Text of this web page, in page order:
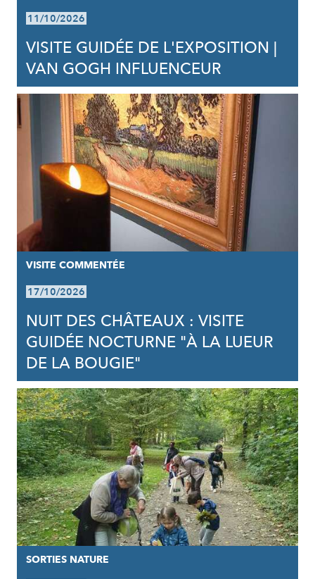
11/10/2026
VISITE GUIDÉE DE L'EXPOSITION |
VAN GOGH INFLUENCEUR
VISITE COMMENTÉE
17/10/2026
NUIT DES CHÂTEAUX : VISITE
GUIDÉE NOCTURNE "À LA LUEUR
DE LA BOUGIE"
SORTIES NATURE